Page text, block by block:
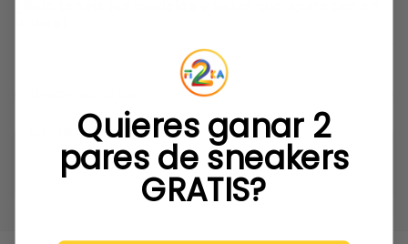
Quieres ganar 2
pares de sneakers
GRATIS?